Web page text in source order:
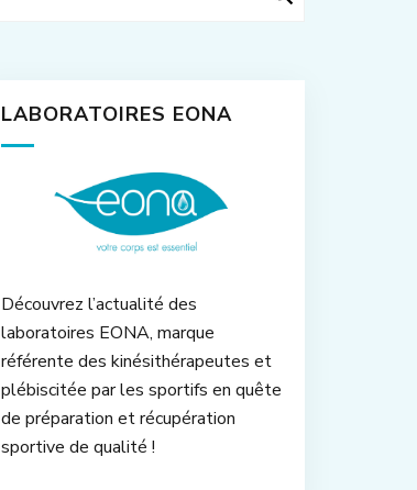
LABORATOIRES EONA
Découvrez l’actualité des
laboratoires EONA, marque
référente des kinésithérapeutes et
plébiscitée par les sportifs en quête
de préparation et récupération
sportive de qualité !